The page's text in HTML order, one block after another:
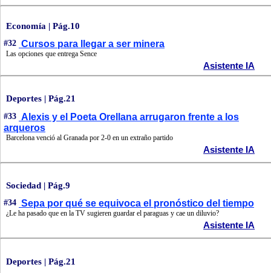
Economía | Pág.10
#32 Cursos para llegar a ser minera
Las opciones que entrega Sence
Asistente IA
Deportes | Pág.21
#33 Alexis y el Poeta Orellana arrugaron frente a los
arqueros
Barcelona venció al Granada por 2-0 en un extraño partido
Asistente IA
Sociedad | Pág.9
#34 Sepa por qué se equivoca el pronóstico del tiempo
¿Le ha pasado que en la TV sugieren guardar el paraguas y cae un diluvio?
Asistente IA
Deportes | Pág.21